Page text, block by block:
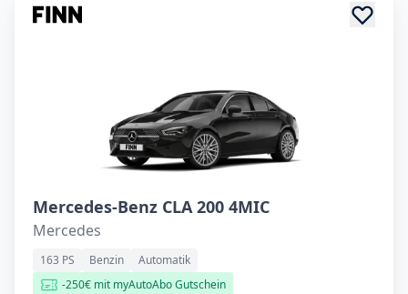
Mercedes-Benz CLA 200 4MIC
Mercedes
163 PS Benzin
Automatik
-250€ mit myAutoAbo Gutschein